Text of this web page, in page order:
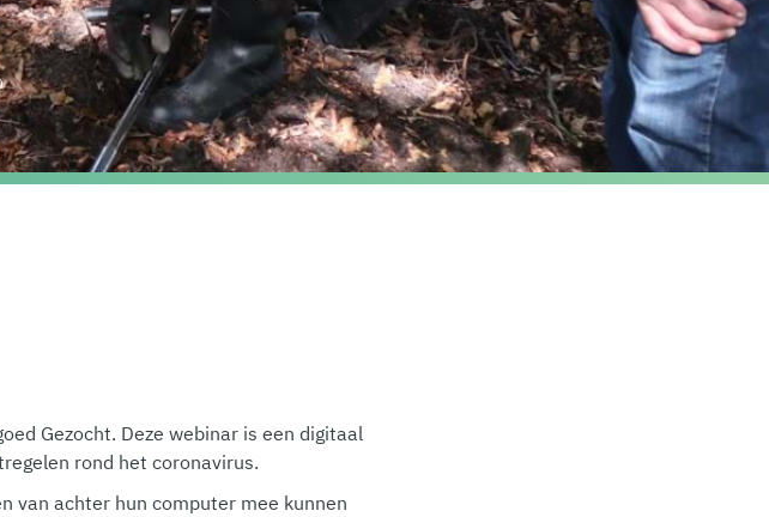
Gezocht. Deze webinar is een digitaal
rond het coronavirus.
van achter hun computer mee kunnen